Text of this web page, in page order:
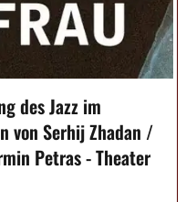
des Jazz im
von Serhij Zhadan /
Petras - Theater